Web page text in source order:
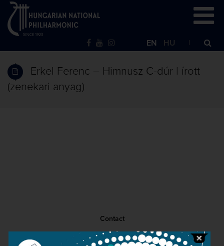
EN HU
Erkel Ferenc – Himnusz C-dúr | írott
(zenekari anyag)
Contact
Public information